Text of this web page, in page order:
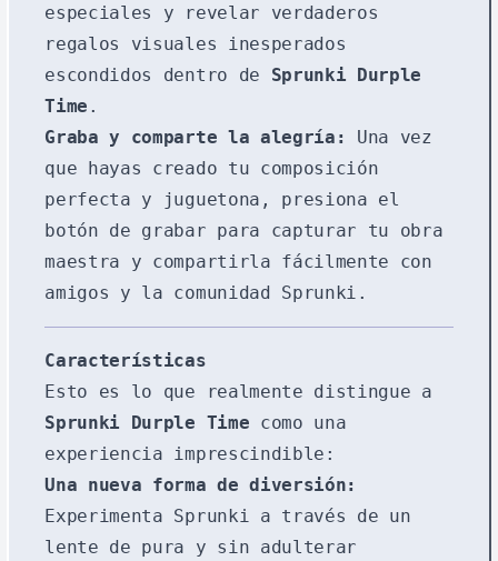
especiales y revelar verdaderos
regalos visuales inesperados
escondidos dentro de Sprunki Durple
Time .
Graba y comparte la alegría:
Una vez
que hayas creado tu composición
perfecta y juguetona, presiona el
botón de grabar para capturar tu obra
maestra y compartirla fácilmente con
amigos y la comunidad Sprunki.
Características
Esto es lo que realmente distingue a
Sprunki Durple Time como una
experiencia imprescindible:
Una nueva forma de diversión:
Experimenta Sprunki a través de un
lente de pura y sin adulterar